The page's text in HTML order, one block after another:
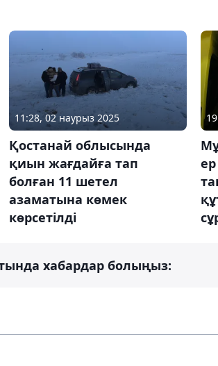
11:28, 02 наурыз 2025
Қостанай облысында
қиын жағдайға тап
болған 11 шетел
азаматына көмек
көрсетілді
хабардар болыңыз: